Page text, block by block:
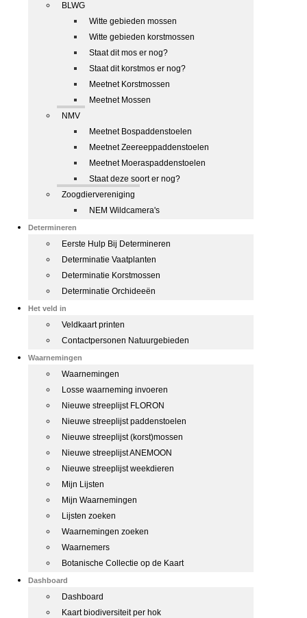
BLWG
Witte gebieden mossen
Witte gebieden korstmossen
Staat dit mos er nog?
Staat dit korstmos er nog?
Meetnet Korstmossen
Meetnet Mossen
NMV
Meetnet Bospaddenstoelen
Meetnet Zeereeppaddenstoelen
Meetnet Moeraspaddenstoelen
Staat deze soort er nog?
Zoogdiervereniging
NEM Wildcamera's
Determineren
Eerste Hulp Bij Determineren
Determinatie Vaatplanten
Determinatie Korstmossen
Determinatie Orchideeën
Het veld in
Veldkaart printen
Contactpersonen Natuurgebieden
Waarnemingen
Waarnemingen
Losse waarneming invoeren
Nieuwe streeplijst FLORON
Nieuwe streeplijst paddenstoelen
Nieuwe streeplijst (korst)mossen
Nieuwe streeplijst ANEMOON
Nieuwe streeplijst weekdieren
Mijn Lijsten
Mijn Waarnemingen
Lijsten zoeken
Waarnemingen zoeken
Waarnemers
Botanische Collectie op de Kaart
Dashboard
Dashboard
Kaart biodiversiteit per hok